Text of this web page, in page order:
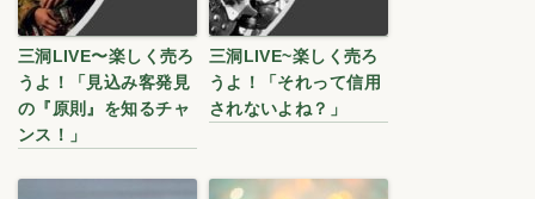
三洞LIVE〜楽しく売ろ
うよ！「見込み客発見
の『原則』を知るチャ
ンス！」
三洞LIVE~楽しく売ろ
うよ！「それって信用
されないよね？」